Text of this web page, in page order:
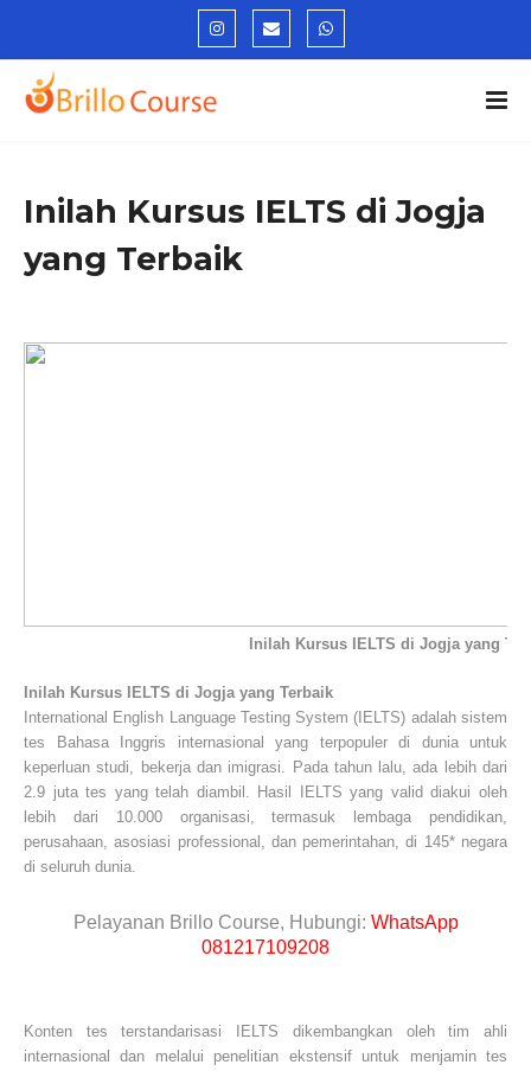
Inilah Kursus IELTS di Jogja
yang Terbaik
Inilah Kursus IELTS di Jogja yang
Inilah Kursus IELTS di Jogja yang Terbaik
International English Language Testing System (IELTS) adalah sistem
tes Bahasa Inggris internasional yang terpopuler di dunia untuk
keperluan studi, bekerja dan imigrasi. Pada tahun lalu, ada lebih dari
2.9 juta tes yang telah diambil. Hasil IELTS yang valid diakui oleh
lebih dari 10.000 organisasi, termasuk lembaga pendidikan,
perusahaan, asosiasi professional, dan pemerintahan, di 145* negara
di seluruh dunia.
Pelayanan Brillo Course, Hubungi: WhatsApp
081217109208
Konten tes terstandarisasi IELTS dikembangkan oleh tim ahli
internasional dan melalui penelitian ekstensif untuk menjamin tes